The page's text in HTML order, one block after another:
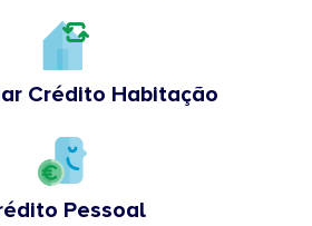
Crédito Habitação
Pessoal